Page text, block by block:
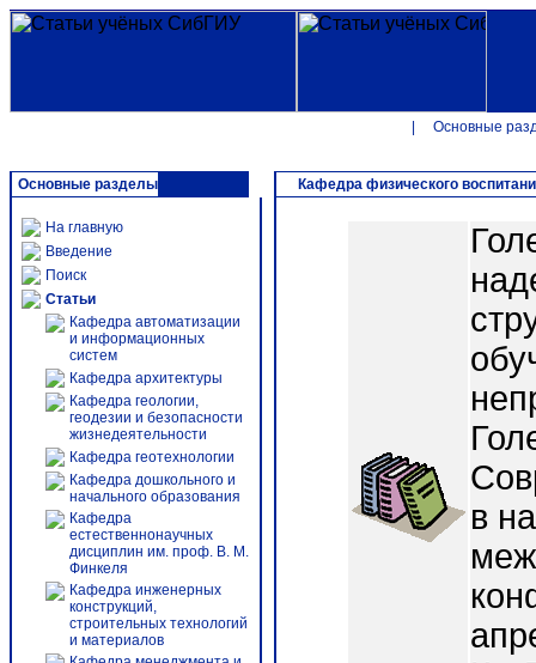
Основные
Основные разделы
На главную
Введение
Поиск
Статьи
Кафедра автоматизации
и информационных
систем
Кафедра архитектуры
Кафедра геологии,
геодезии и безопасности
жизнедеятельности
Кафедра геотехнологии
Кафедра дошкольного и
начального образования
Кафедра
естественнонаучных
дисциплин им. проф. В. М.
Финкеля
Кафедра инженерных
конструкций,
строительных технологий
и материалов
Кафедра физического
в